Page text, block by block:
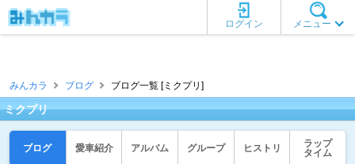
メニュー
ログイン
みんカラ ブログ ブログ一覧 [ミクプリ]
ミクプリ
ブログ 愛車紹介 アルバム グループ ヒストリ
ラップ
タイム